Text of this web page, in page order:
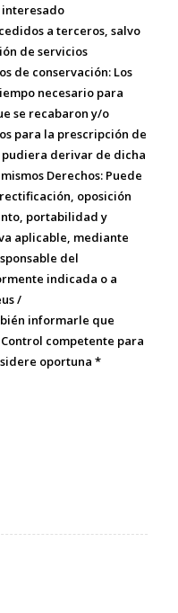
a terceros, salvo
de servicios
de conservación: Los
necesario para
se recabaron y/o
para la prescripción de
derivar de dicha
Derechos:Puede
oposición
portabilidad y
aplicable, mediante
del
indicada o a
/
competente para
oportuna *